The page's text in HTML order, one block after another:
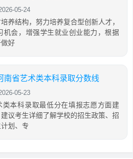
05-24
养结构，努力培养复合型创新人才，
机会，增强学生就业创业能力，根据
做好
南省艺术类本科录取分数线
05-23
类本科录取最低分在填报志愿方面建
议考生详细了解学校的招生政策、招
划、专